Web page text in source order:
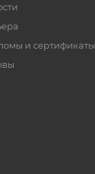
и сертификаты